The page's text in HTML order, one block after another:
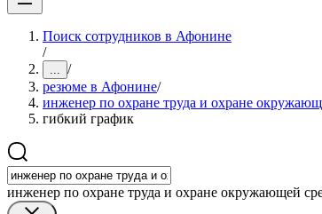
Поиск сотрудников в Афонине
/
... /
резюме в Афонине/
инженер по охране труда и охране
гибкий график
инженер по охране труда и охране окружающей